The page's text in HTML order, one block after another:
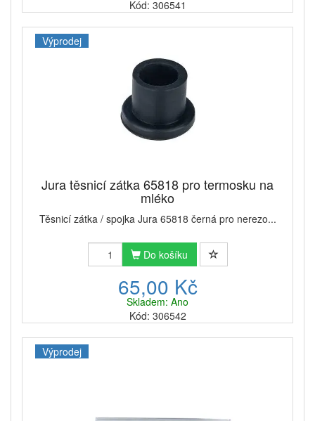
Kód: 306541
Výprodej
Jura těsnicí zátka 65818 pro termosku na
mléko
Těsnicí zátka / spojka Jura 65818 černá pro nerezo...
Do košíku
65,00 Kč
Skladem: Ano
Kód: 306542
Výprodej